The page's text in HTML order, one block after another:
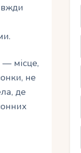
— місце,
не
де